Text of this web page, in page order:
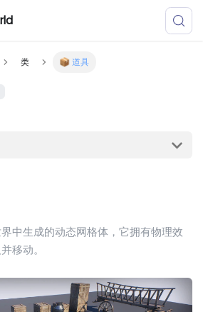
类 📦 道具
中生成的动态网格体，它拥有物理效
移动。